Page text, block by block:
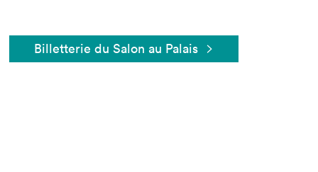
Billetterie du Salon au Palais